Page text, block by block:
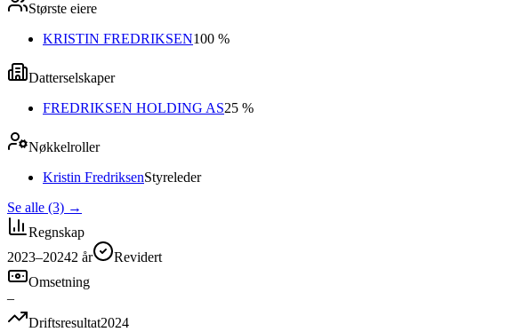
Største eiere
KRISTIN FREDRIKSEN100 %
Datterselskaper
FREDRIKSEN HOLDING AS25 %
Nøkkelroller
Kristin FredriksenStyreleder
Se alle (3) →
Regnskap
2023–20242 år
Revidert
Omsetning
–
Driftsresultat2024